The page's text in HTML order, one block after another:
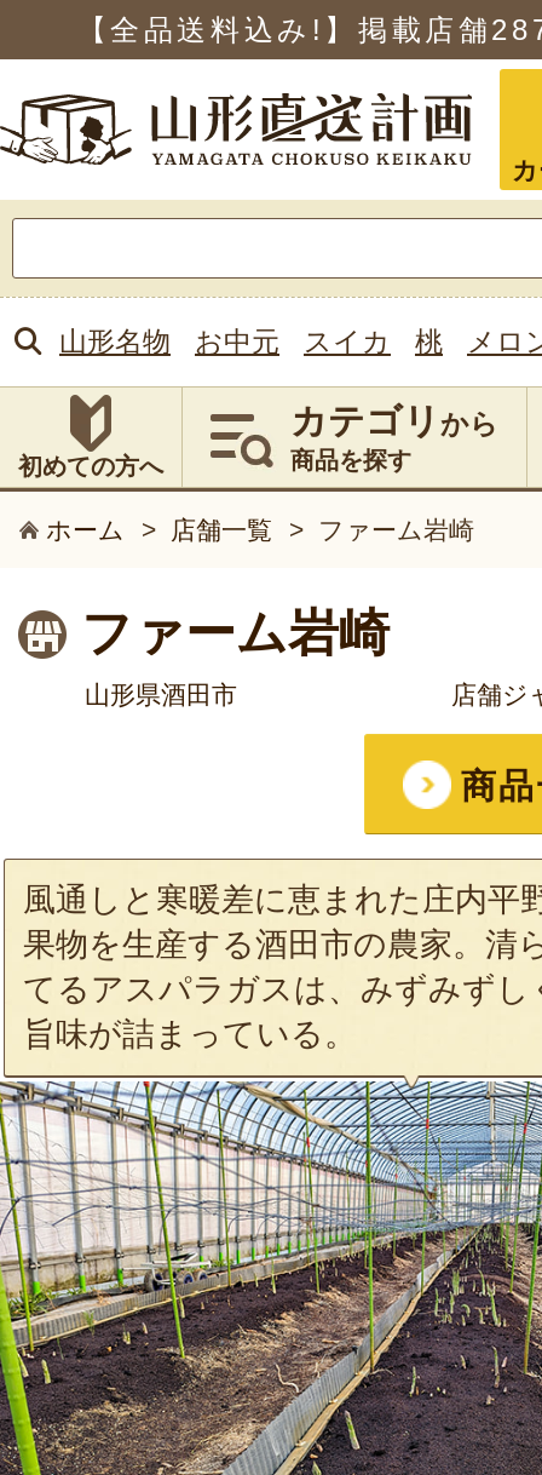
【全品送料込み!】掲載店舗
索:
山形名物 お中元 スイカ 桃 メロ
初めての方へ
カテゴリ から
商品を探す
ホーム > 店舗一覧 > ファーム岩崎
ファーム岩崎
山形県酒田市 店舗ジ
商
風通しと寒暖差に恵まれた庄内平
果物を生産する酒田市の農家。清
てるアスパラガスは、みずみずし
旨味が詰まっている。